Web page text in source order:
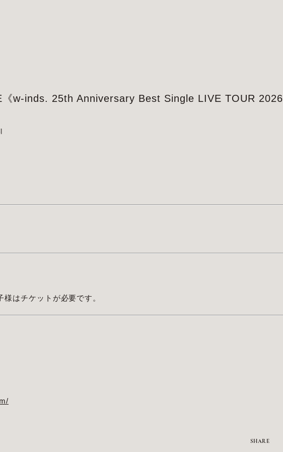
《w-inds. 25th Anniversary Best Single LIVE TOUR 2026
はチケットが必要です。
SHARE